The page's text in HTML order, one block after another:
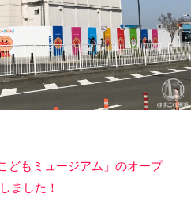
どもミュージアム」のオープ
ました！